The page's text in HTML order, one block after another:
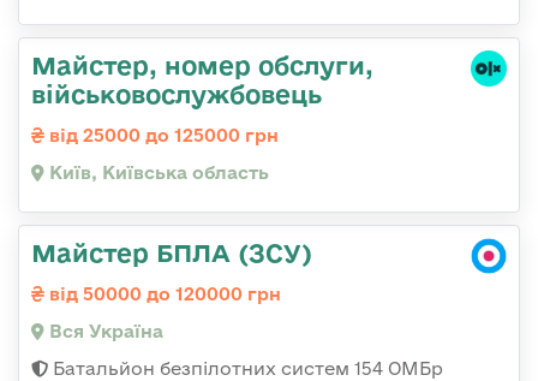
Майстер, номер обслуги,
військовослужбовець
від 25000 до 125000 грн
Київ, Київська область
Майстер БПЛА (ЗСУ)
від 50000 до 120000 грн
Вся Україна
Батальйон безпілотних систем 154 ОМБр